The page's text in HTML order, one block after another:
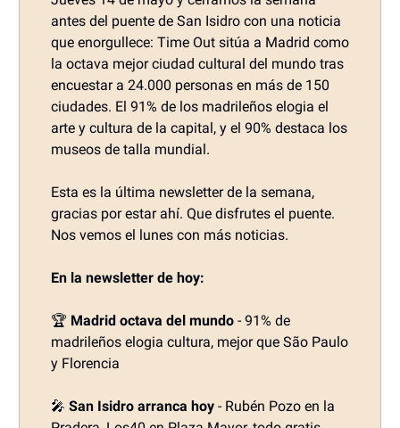
antes del puente de San Isidro con una noticia
que enorgullece: Time Out sitúa a Madrid como
la octava mejor ciudad cultural del mundo tras
encuestar a 24.000 personas en más de 150
ciudades. El 91% de los madrileños elogia el
arte y cultura de la capital, y el 90% destaca los
museos de talla mundial.
Esta es la última newsletter de la semana,
gracias por estar ahí. Que disfrutes el puente.
Nos vemos el lunes con más noticias.
En la newsletter de hoy:
🏆 Madrid octava del mundo - 91% de
madrileños elogia cultura, mejor que São Paulo
y Florencia
🎤 San Isidro arranca hoy - Rubén Pozo en la